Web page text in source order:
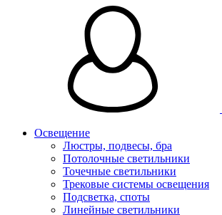
Освещение
Люстры, подвесы, бра
Потолочные светильники
Точечные светильники
Трековые системы освещения
Подсветка, споты
Линейные светильники